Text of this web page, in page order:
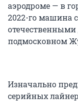
аэродроме — в
2022-го машина
подмосковном
Изначально
серийных